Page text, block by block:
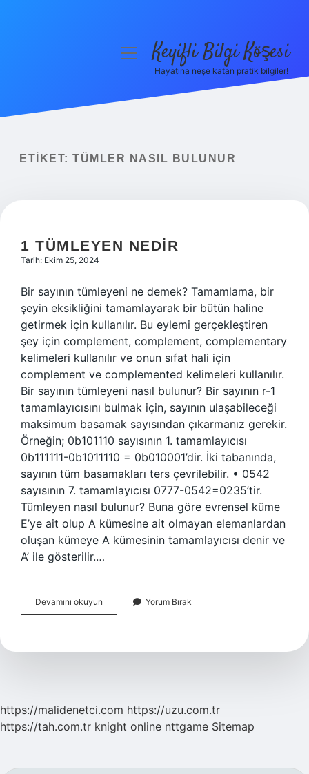
Yasal Uyarı
menüyüKeyifli Bilgi Köşesi
Hayatına neşe katan pratik bilgiler!
ETIKET: TÜMLER NASIL BULUNUR
1 TÜMLEYEN NEDIR
Tarih: Ekim 25, 2024
Bir sayının tümleyeni ne demek? Tamamlama, bir
şeyin eksikliğini tamamlayarak bir bütün haline
getirmek için kullanılır. Bu eylemi gerçekleştiren
şey için complement, complement, complementary
kelimeleri kullanılır ve onun sıfat hali için
complement ve complemented kelimeleri kullanılır.
Bir sayının tümleyeni nasıl bulunur? Bir sayının r-1
tamamlayıcısını bulmak için, sayının ulaşabileceği
maksimum basamak sayısından çıkarmanız gerekir.
Örneğin; 0b101110 sayısının 1. tamamlayıcısı
0b111111-0b1011110 = 0b010001’dir. İki tabanında,
sayının tüm basamakları ters çevrilebilir. • 0542
sayısının 7. tamamlayıcısı 0777-0542=0235’tir.
Tümleyen nasıl bulunur? Buna göre evrensel küme
E’ye ait olup A kümesine ait olmayan elemanlardan
oluşan kümeye A kümesinin tamamlayıcısı denir ve
A’ ile gösterilir.…
Devamını okuyun
Tümleyen
Yorum Bırak
https://malidenetci.com https://uzu.com.tr
https://tah.com.tr knight online nttgame Sitemap